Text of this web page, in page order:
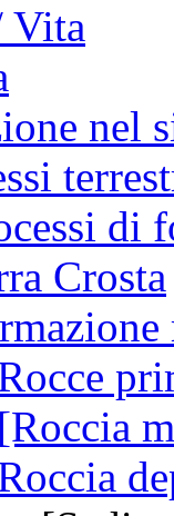
Vita
nel
di
Crosta
[Roccia